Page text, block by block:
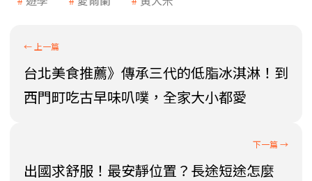
台北美食推薦》傳承三代的低脂冰淇淋！到
西門町吃古早味叭噗，全家大小都愛
出國求舒服！最安靜位置？長途短途怎麼